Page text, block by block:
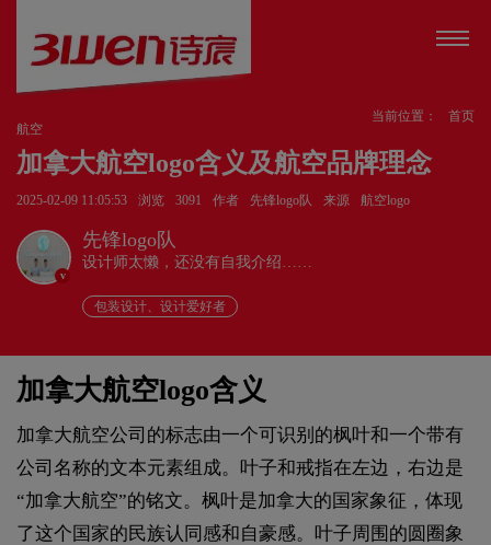
当前位置：
首页
航空
加拿大航空logo含义及航空品牌理念
2025-02-09 11:05:53 浏览 3091 作者 先锋logo队 来源 航空logo
v
先锋logo队
设计师太懒，还没有自我介绍……
包装设计、设计爱好者
加拿大航空logo含义
加拿大航空公司的标志由一个可识别的枫叶和一个带有
公司名称的文本元素组成。叶子和戒指在左边，右边是
“加拿大航空”的铭文。枫叶是加拿大的国家象征，体现
了这个国家的民族认同感和自豪感。叶子周围的圆圈象